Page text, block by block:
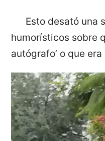
Esto desató una
humorísticos sobre
autógrafo’ o que era
Reproductor
de
vídeo